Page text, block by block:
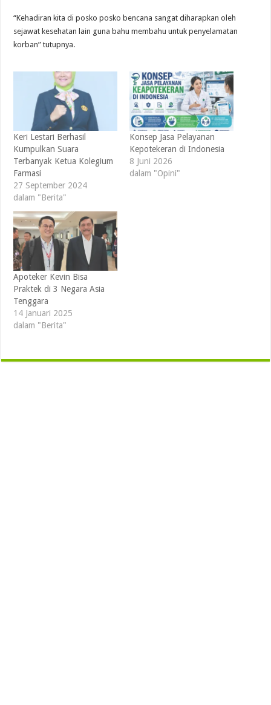
“Kehadiran kita di posko posko bencana sangat diharapkan oleh
sejawat kesehatan lain guna bahu membahu untuk penyelamatan
korban” tutupnya.
Keri Lestari Berhasil
Kumpulkan Suara
Terbanyak Ketua Kolegium
Farmasi
27 September 2024
dalam "Berita"
Konsep Jasa Pelayanan
Kepotekeran di Indonesia
8 Juni 2026
dalam "Opini"
Apoteker Kevin Bisa
Praktek di 3 Negara Asia
Tenggara
14 Januari 2025
dalam "Berita"